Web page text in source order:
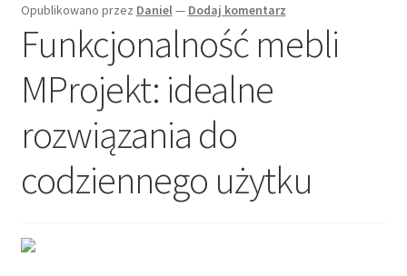
Polityka Prywatności
Opublikowano przez Daniel — Dodaj komentarz
Funkcjonalność mebli
MProjekt: idealne
rozwiązania do
codziennego użytku